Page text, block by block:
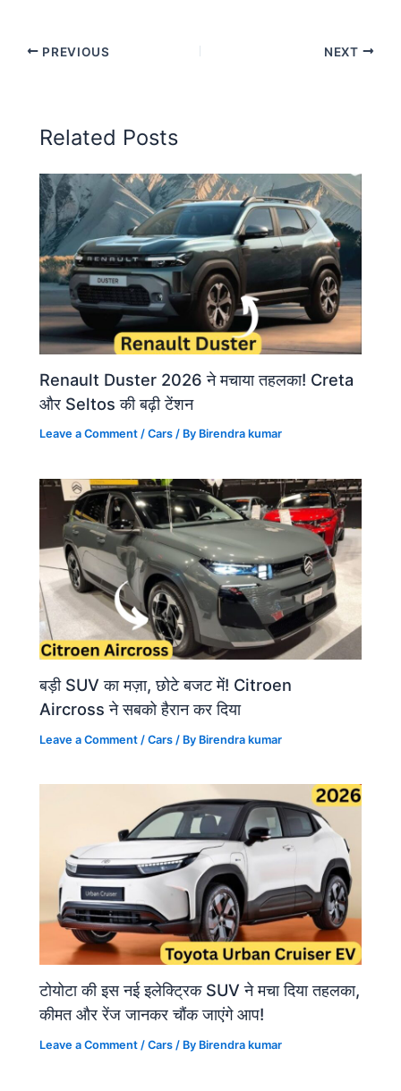
PREVIOUS NEXT
Related Posts
Renault Duster 2026 ने मचाया तहलका! Creta
और Seltos की बढ़ी टेंशन
Leave a Comment /Cars / By Birendra kumar
बड़ी SUV का मज़ा, छोटे बजट में! Citroen
Aircross ने सबको हैरान कर दिया
Leave a Comment /Cars / By Birendra kumar
टोयोटा की इस नई इलेक्ट्रिक SUV ने मचा दिया तहलका,
कीमत और रेंज जानकर चौंक जाएंगे आप!
Leave a Comment /Cars / By Birendra kumar